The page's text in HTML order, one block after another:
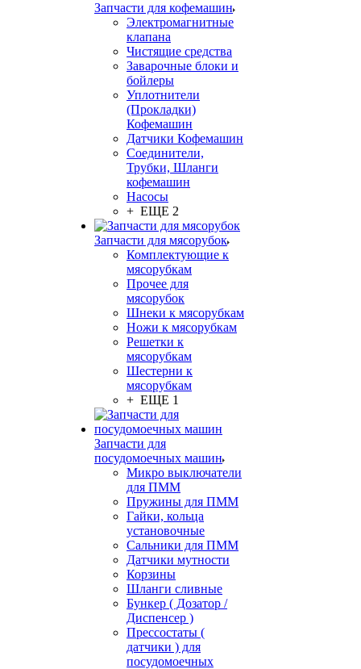
Запчасти для кофемашин
Электромагнитные
клапана
Чистящие средства
Заварочные блоки и
бойлеры
Уплотнители
(Прокладки)
Кофемашин
Датчики Кофемашин
Соединители,
Трубки, Шланги
кофемашин
Насосы
+ ЕЩЕ 2
Запчасти для мясорубок
Комплектующие к
мясорубкам
Прочее для
мясорубок
Шнеки к мясорубкам
Ножи к мясорубкам
Решетки к
мясорубкам
Шестерни к
мясорубкам
+ ЕЩЕ 1
Запчасти для
посудомоечных машин
Микро выключатели
для ПММ
Пружины для ПММ
Гайки, кольца
установочные
Сальники для ПММ
Датчики мутности
Корзины
Шланги сливные
Бункер ( Дозатор /
Диспенсер )
Прессостаты (
датчики ) для
посудомоечных